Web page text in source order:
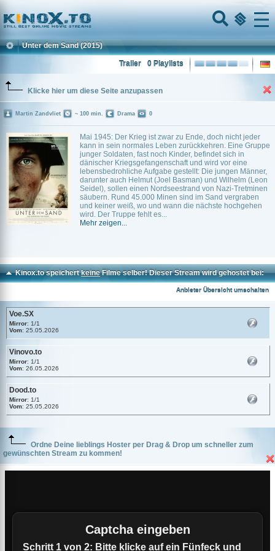
Home
Menu
Unter dem Sand (2015)
0 Playlists
Trailer
Klicke hier um diese Seite anzupassen
Mai 1945: Der Krieg ist zwar zu Ende, doch nicht jeder
kann in sein normales Leben zurückkehren. Eine Gruppe
junger Soldaten, fast noch Kinder, befindet sich in
dänischer Kriegsgefangenschaft und wird vor eine
lebensbedrohliche Aufgabe gestellt: Die jungen Männer,
darunter auch Helmut (Joel Basman) und Wilhelm (Leon
Seidel), sollen einen Nordseestrand von Nazi-Tretminen
säubern. Rund 45.000 Minen sind im Sand vergraben
und keiner weiß, wo und wann die nächste hochgehen
wird. Der Truppe fehlt es...
Mehr zeigen...
Martin Zandvliet ~ 100 min. Drama 0
Kinox.to speichertkeineFilme selber! Dieser Stream wird gehostet bei:
Anbieter Übersicht umschalten
Voe.SX
Mirror: 1/1
Vom: 25.05.2026
Vinovo.to
Mirror: 1/1
Vom: 26.05.2026
Dood.to
Mirror: 1/1
Vom: 25.05.2026
Ordne Deine lieblings Hoster per Drag & Drop um schneller zum
gewünschten Stream zu kommen!